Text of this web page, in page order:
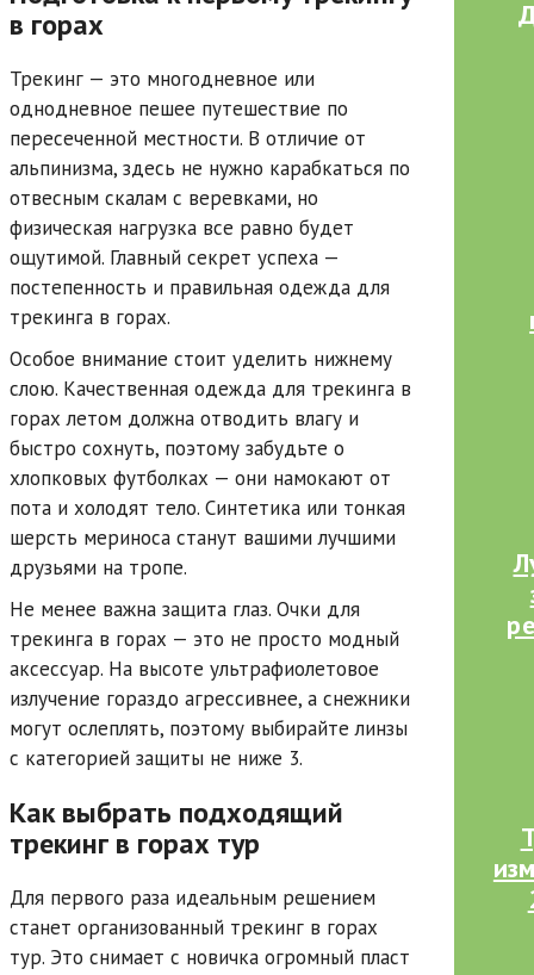
в горах
Трекинг — это многодневное или
однодневное пешее путешествие по
пересеченной местности. В отличие от
альпинизма, здесь не нужно карабкаться по
отвесным скалам с веревками, но
физическая нагрузка все равно будет
ощутимой. Главный секрет успеха —
постепенность и правильная одежда для
трекинга в горах.
Особое внимание стоит уделить нижнему
слою. Качественная одежда для трекинга в
горах летом должна отводить влагу и
быстро сохнуть, поэтому забудьте о
хлопковых футболках — они намокают от
пота и холодят тело. Синтетика или тонкая
шерсть мериноса станут вашими лучшими
друзьями на тропе.
Не менее важна защита глаз. Очки для
трекинга в горах — это не просто модный
аксессуар. На высоте ультрафиолетовое
излучение гораздо агрессивнее, а снежники
могут ослеплять, поэтому выбирайте линзы
с категорией защиты не ниже 3.
Как выбрать подходящий
трекинг в горах тур
Для первого раза идеальным решением
станет организованный трекинг в горах
тур. Это снимает с новичка огромный пласт